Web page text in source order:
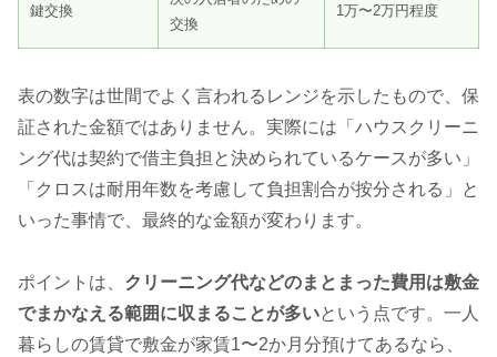
鍵交換
交換
1万〜2万円程度
表の数字は世間でよく言われるレンジを示したもので、保
証された金額ではありません。実際には「ハウスクリーニ
ング代は契約で借主負担と決められているケースが多い」
「クロスは耐用年数を考慮して負担割合が按分される」と
いった事情で、最終的な金額が変わります。
ポイントは、 クリーニング代などのまとまった費用は敷金
でまかなえる範囲に収まることが多いという点です。一人
暮らしの賃貸で敷金が家賃1〜2か月分預けてあるなら、